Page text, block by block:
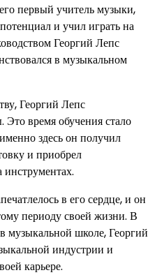
первый учитель музыки,
и учил играть на
Георгий Лепс
в музыкальном
Георгий Лепс
время обучения стало
здесь он получил
и приобрел
в его сердце, и он
периоду своей жизни. В
музыкальной школе, Георгий
индустрии и
карьере.